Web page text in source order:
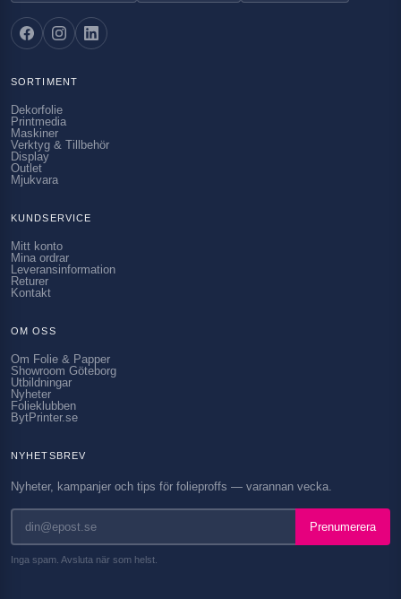
SORTIMENT
Dekorfolie
Printmedia
Maskiner
Verktyg & Tillbehör
Display
Outlet
Mjukvara
KUNDSERVICE
Mitt konto
Mina ordrar
Leveransinformation
Returer
Kontakt
OM OSS
Om Folie & Papper
Showroom Göteborg
Utbildningar
Nyheter
Folieklubben
BytPrinter.se
NYHETSBREV
Nyheter, kampanjer och tips för folieproffs — varannan vecka.
Prenumerera
Inga spam. Avsluta när som helst.